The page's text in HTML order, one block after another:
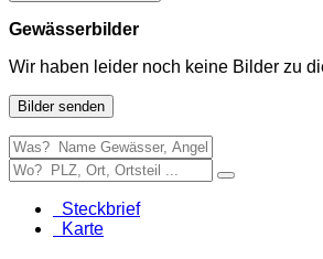
Gewässerbilder
Wir haben leider noch keine Bilder zu
Bilder senden
Steckbrief
Karte